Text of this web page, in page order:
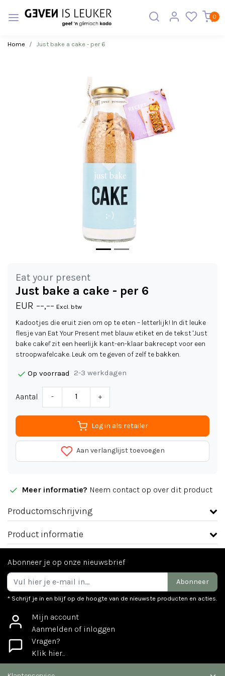
0
Home Just bake a cake - per 6
Eat your present
Just bake a cake - per 6
EUR --,-- Excl. btw
Kadootjes die eruit zien om op te eten – letterlijk! In dit leuke
flesje van Eat Your Present met blauw etiket en de tekst 'Just
bake cake!' zit een heerlijk kant-en-klaar bakrecept voor een
stroopwafelcake. Leuk om te geven of zelf te bakken.
Op voorraad 2-3 werkdagen
Aantal - +
Log in als retailer
Aan verlanglijst toevoegen
Meer informatie? Neem contact op over dit product
Productomschrijving
Product informatie
Abonneer je op onze nieuwsbrief
Abonneer
* Schrijf je in en blijf op de hoogte van de nieuwste producten en acties.
Mijn account
Aanmelden of inloggen
Vragen?
Klik hier...